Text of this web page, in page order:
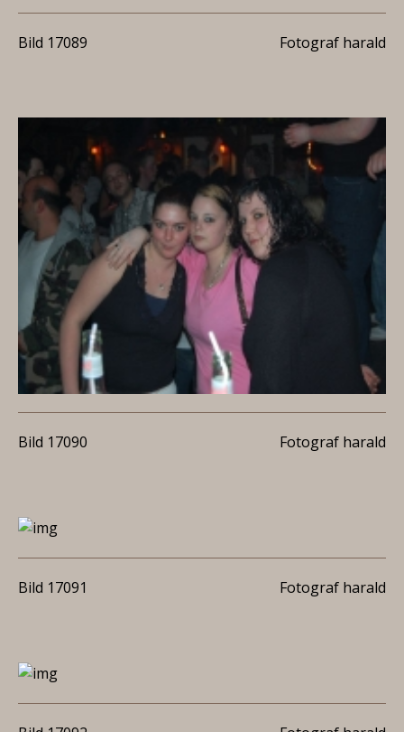
Bild 17089 Fotograf harald
Bild 17090 Fotograf harald
Bild 17091 Fotograf harald